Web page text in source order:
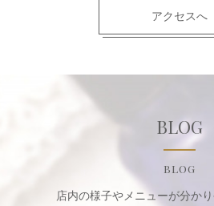
アクセスへ
BLOG
BLOG
店内の様子やメニューが分か